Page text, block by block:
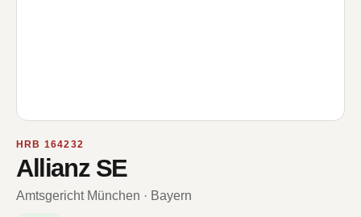
HRB 164232
Allianz SE
Amtsgericht München · Bayern